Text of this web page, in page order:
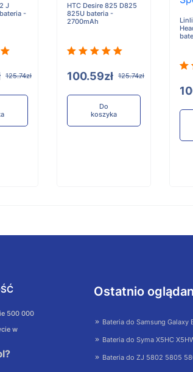
J
-
125.74zł
HTC Desire 825 D825
825U bateria -
2700mAh
100.59zł 125.74zł
Do
koszyka
500 000
w
Ostatnio
Bateria do Samsung Galaxy
Bateria do Syma X5HC
Bateria do ZJ 5802 5805